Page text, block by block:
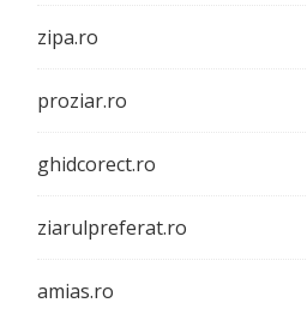
zipa.ro
proziar.ro
ghidcorect.ro
ziarulpreferat.ro
amias.ro